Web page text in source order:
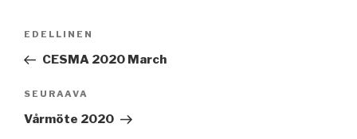
Edellinen
artikkeli
EDELLINEN
CESMA 2020 March
Seuraava
artikkeli
SEURAAVA
Vårmöte 2020